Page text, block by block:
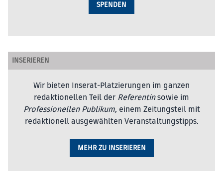
SPENDEN
INSERIEREN
Wir bieten Inserat-Platzierungen im ganzen
redaktionellen Teil der Referentinsowie im
Professionellen Publikum, einem Zeitungsteil mit
redaktionell ausgewählten Veranstaltungstipps.
MEHR ZU INSERIEREN